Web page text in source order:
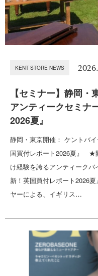
KENT STORE NEWS
【セミナー】静岡
アンティークセミナ
2026夏』
静岡・東京開催： ケントバ
国買付レポート2026夏』 ★
け経験を誇るアンティーク
新！英国買付レポート2026
ヤーによる、イギリス…